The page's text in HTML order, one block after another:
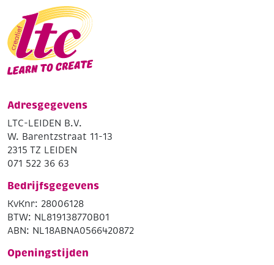
Adresgegevens
LTC-LEIDEN B.V.
W. Barentzstraat 11-13
2315 TZ LEIDEN
071 522 36 63
Bedrijfsgegevens
KvKnr: 28006128
BTW: NL819138770B01
ABN: NL18ABNA0566420872
Openingstijden